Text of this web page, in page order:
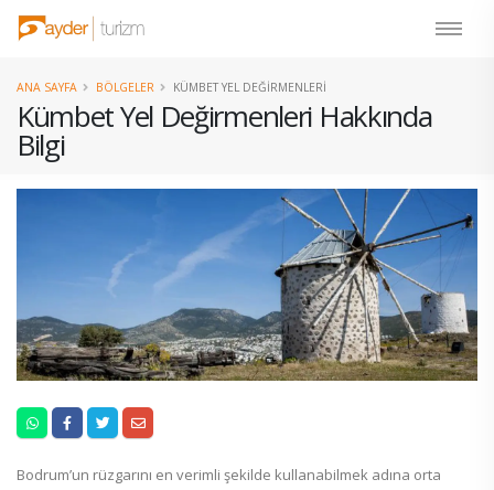
Kümbet Yel Değirmenleri Hakkında
Bilgi
ANA SAYFA BÖLGELER KÜMBET YEL DEĞIRMENLERI
Bodrum’un rüzgarını en verimli şekilde kullanabilmek adına orta